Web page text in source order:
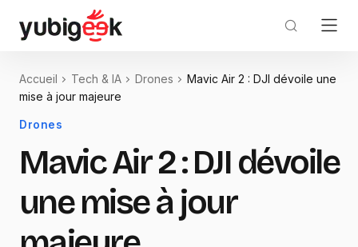
Accueil Tech & IA Drones
Mavic Air 2 : DJI dévoile une
mise à jour majeure
Drones
Mavic Air 2 : DJI dévoile
une mise à jour